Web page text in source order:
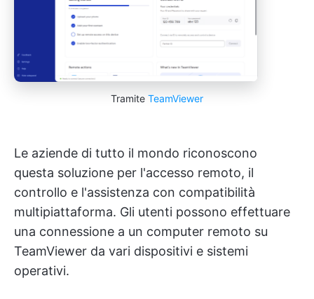
Tramite TeamViewer
Le aziende di tutto il mondo riconoscono
questa soluzione per l'accesso remoto, il
controllo e l'assistenza con compatibilità
multipiattaforma. Gli utenti possono effettuare
una connessione a un computer remoto su
TeamViewer da vari dispositivi e sistemi
operativi.